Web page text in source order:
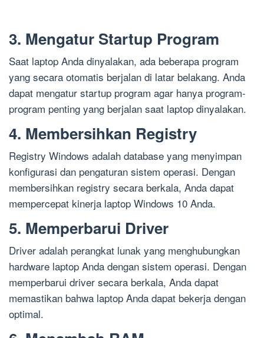
3. Mengatur Startup Program
Saat laptop Anda dinyalakan, ada beberapa program
yang secara otomatis berjalan di latar belakang. Anda
dapat mengatur startup program agar hanya program-
program penting yang berjalan saat laptop dinyalakan.
4. Membersihkan Registry
Registry Windows adalah database yang menyimpan
konfigurasi dan pengaturan sistem operasi. Dengan
membersihkan registry secara berkala, Anda dapat
mempercepat kinerja laptop Windows 10 Anda.
5. Memperbarui Driver
Driver adalah perangkat lunak yang menghubungkan
hardware laptop Anda dengan sistem operasi. Dengan
memperbarui driver secara berkala, Anda dapat
memastikan bahwa laptop Anda dapat bekerja dengan
optimal.